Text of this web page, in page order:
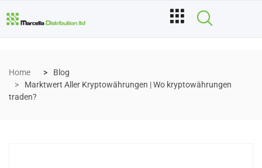
Home
Blog
Marktwert Aller Kryptowährungen | Wo kryptowährungen
traden?